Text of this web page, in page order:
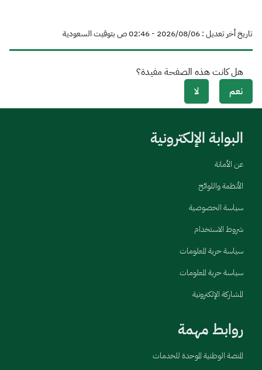
تاريخ أخر تعديل : 06‏/08‏/2026 - 02:46 ص بتوقيت السعودية
هل كانت هذه الصفحة مفيدة؟
نعم
لا
البوابة الإلكترونية
عن الأمانة
الأنظمة واللوائح
سياسة الخصوصية
شروط الاستخدام
سياسة حرية المعلومات
سياسة حرية المعلومات
المشاركة الإلكترونية
روابط مهمة
المنصة الوطنية الموحدة للخدمات